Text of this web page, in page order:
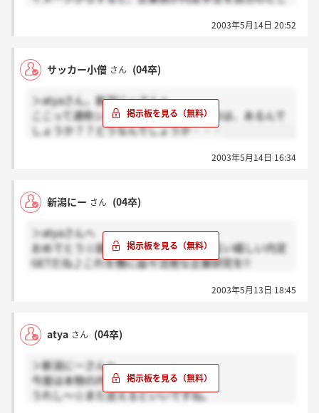
&quot;られてる感じはないですよ♪
2003年5月14日 20:52
サッカー小僧 さん (04卒)
＞atyaさん，新潟にーさんへ
ここって通称シバリ（縛り）というものは、あるんで
しょうか？？どうなんでしょうか・・・
2003年5月14日 16:34
新潟にー さん (04卒)
＞atyaさんへ
おめでとう☆就職活動真っ只中で、お互い嬉しい内定
GETだね♪これを機に益々活発な企業研究を!!
で会いたいね♪
2003年5月13日 18:45
atya さん (04卒)
＞新潟にーさんへ
今度は本物の内定通知もらいました♪
うれし～☆また会えるといいですね。